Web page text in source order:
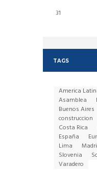
31
TAGS
America
Asamblea
Buenos Aires
construccion
Costa Rica
España
Lima
Slovenia
Varadero